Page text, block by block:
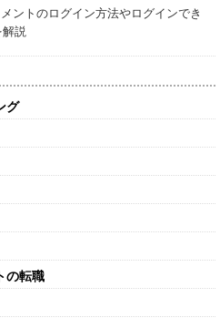
ントのログイン方法やログインでき
解説
グ
の転職